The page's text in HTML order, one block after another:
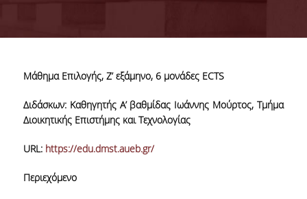
ΑΝΘΡΩΠΙΝΟ ΔΥΝΑΜΙΚΟ
ΚΑΘΗΓΗΤΕΣ
Μάθημα Επιλογής, Ζ’ εξάμηνο, 6 μονάδες ECTS
Διδάσκων: Καθηγητής Α’ βαθμίδας Ιωάννης Μούρτος, Τμήμα
Διοικητικής Επιστήμης και Τεχνολογίας
URL: https://edu.dmst.aueb.gr/
Περιεχόμενο